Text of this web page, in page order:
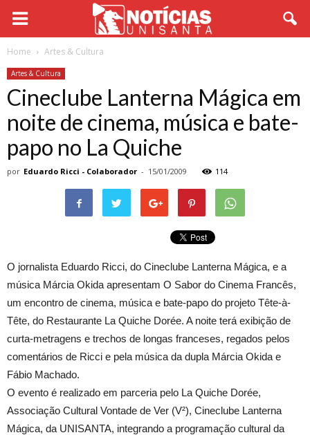
Home Artes & Cultura
Artes & Cultura
Cineclube Lanterna Mágica em
noite de cinema, música e bate-
papo no La Quiche
por Eduardo Ricci - Colaborador - 15/01/2009 114
O jornalista Eduardo Ricci, do Cineclube Lanterna Mágica, e a
música Márcia Okida apresentam O Sabor do Cinema Francês,
um encontro de cinema, música e bate-papo do projeto Tête-à-
Tête, do Restaurante La Quiche Dorée. A noite terá exibição de
curta-metragens e trechos de longas franceses, regados pelos
comentários de Ricci e pela música da dupla Márcia Okida e
Fábio Machado.
O evento é realizado em parceria pelo La Quiche Dorée,
Associação Cultural Vontade de Ver (V²), Cineclube Lanterna
Mágica, da UNISANTA, integrando a programação cultural da